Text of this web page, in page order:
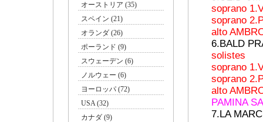
オーストリア (35)
スペイン (21)
オランダ (26)
ポーランド (9)
スウェーデン (6)
ノルウェー (6)
ヨーロッパ (72)
USA (32)
カナダ (9)
soprano
soprano
alto
6.BALD
solistes
soprano
soprano
alto
PAMINA
7.LA